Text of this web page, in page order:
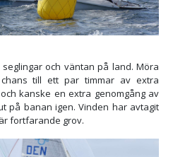
och väntan på land. Möra
till ett par timmar av extra
kanske en extra genomgång av
på banan igen. Vinden har avtagit
fortfarande grov.